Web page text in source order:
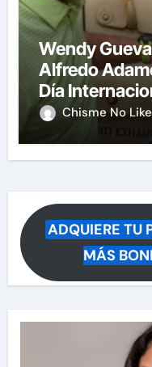
Wendy
Alfredo
Día
manda otro
Chisme No Like
ADQUIERE TU
MÁS